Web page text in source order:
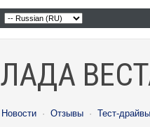
ЛАДА
Новости · Отзывы · Тест-драйвы